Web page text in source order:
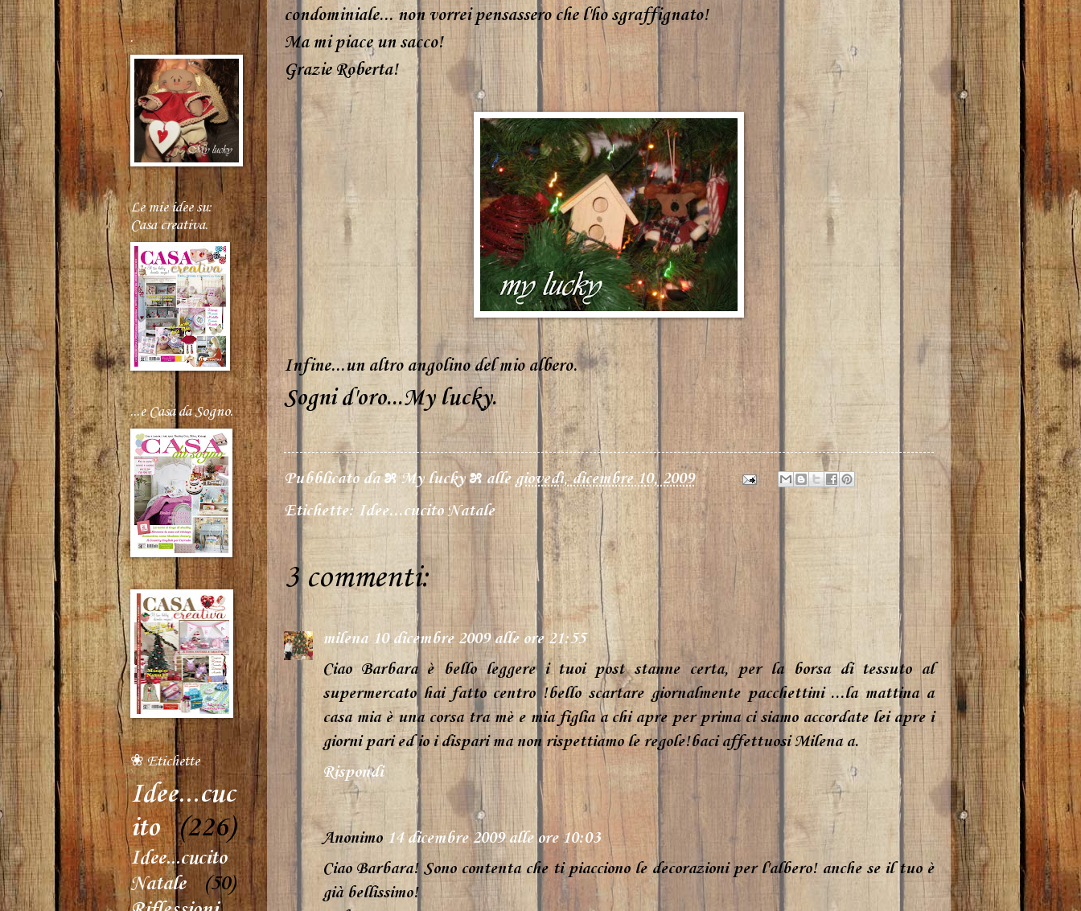
condominiale... non vorrei pensassero che l'ho sgraffignato!
Ma mi piace un sacco!
Grazie Roberta!
Infine...un altro angolino del mio albero.
Sogni d'oro...My lucky.
Pubblicato da೫ My lucky ೫ allegiovedì, dicembre 10, 2009
Etichette: Idee...cucito Natale
3 commenti:
milena 10 dicembre 2009 alle ore 21:55
Ciao Barbara è bello leggere i tuoi post stanne certa, per la borsa di tessuto al
supermercato hai fatto centro !bello scartare giornalmente pacchettini ...la mattina a
casa mia è una corsa tra mè e mia figlia a chi apre per prima ci siamo accordate lei apre i
giorni pari ed io i dispari ma non rispettiamo le regole!baci affettuosi Milena a.
Rispondi
Anonimo 14 dicembre 2009 alle ore 10:03
Ciao Barbara! Sono contenta che ti piacciono le decorazioni per l'albero! anche se il tuo è
già bellissimo!
.
Le mie idee su:
Casa creativa.
...e Casa da Sogno.
❀ Etichette
Idee...cuc
ito
(226)
Idee...cucito
Natale
(50)